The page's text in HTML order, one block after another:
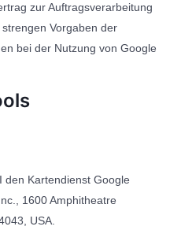
zur Auftragsverarbeitung
Vorgaben der
bei der Nutzung von Google
den Kartendienst Google
1600 Amphitheatre
USA.